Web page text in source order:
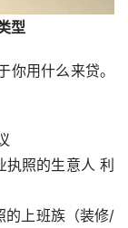
型
你用什么来贷。
执照的生意人 利
的上班族（装修/